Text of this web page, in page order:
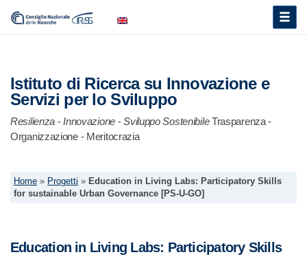
Toggle
Istituto di Ricerca su Innovazione e
Servizi per lo Sviluppo
Resilienza -Innovazione-Sviluppo Sostenibile Trasparenza -
Organizzazione - Meritocrazia
Home » Progetti » Education in Living Labs: Participatory Skills
for sustainable Urban Governance [PS-U-GO]
Education in Living Labs: Participatory Skills